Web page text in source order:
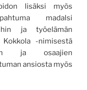
lisäksi myös
madalsi
ja työelämän
-nimisestä
ja osaajien
ansiosta myös